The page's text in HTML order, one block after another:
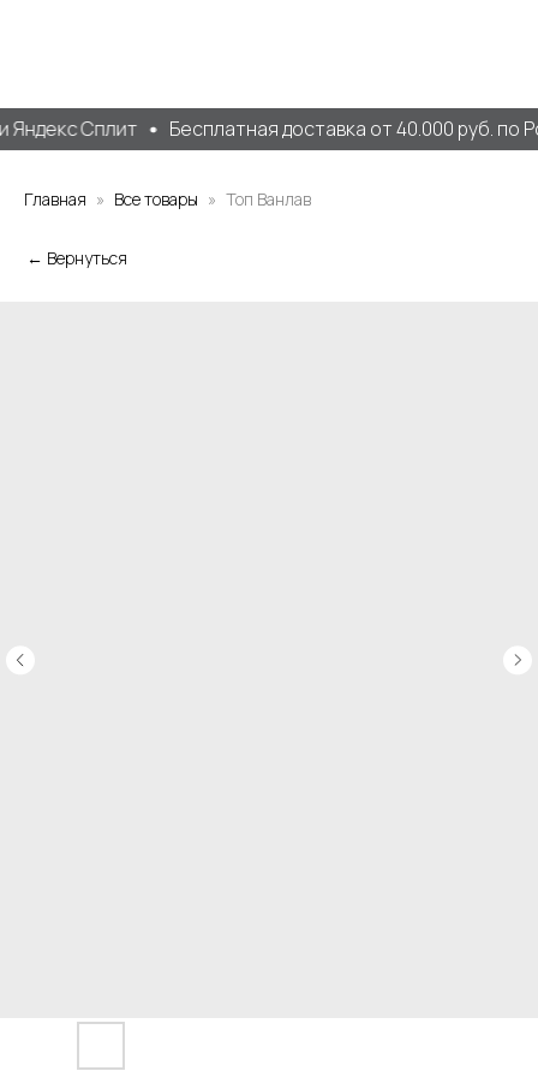
Сплит Бесплатная доставка от 40.000 руб. по
Главная Все товары Топ Ванлав
← Вернуться